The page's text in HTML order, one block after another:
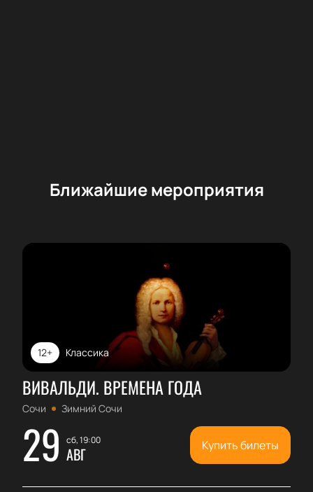
Ближайшие мероприятия
Классика
12+
ВИВАЛЬДИ. ВРЕМЕНА ГОДА
Сочи Зимний Сочи
29 сб, 19:00
АВГ Купить билеты